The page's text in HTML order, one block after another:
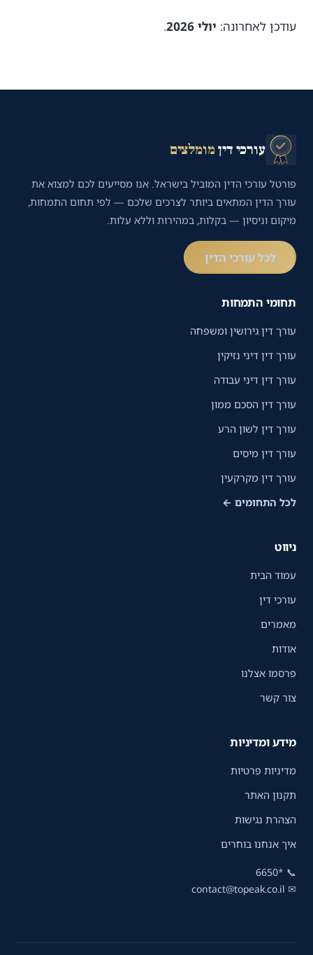
עודכן לאחרונה: יולי 2026 .
עורכי דיןמומלצים
פורטל עורכי הדין המוביל בישראל. אנו מסייעים לכם למצוא את
עורך הדין המתאים ביותר לצרכים שלכם — לפי תחום התמחות,
מיקום וניסיון — בקלות, במהירות וללא עלות.
לכל עורכי הדין
תחומי התמחות
עורך דין גירושין ומשפחה
עורך דין דיני נזיקין
עורך דין דיני עבודה
עורך דין הסכם ממון
עורך דין לשון הרע
עורך דין מיסים
עורך דין מקרקעין
לכל התחומים ←
ניווט
עמוד הבית
עורכי דין
מאמרים
אודות
פרסמו אצלנו
צור קשר
מידע ומדיניות
מדיניות פרטיות
תקנון האתר
הצהרת נגישות
איך אנחנו בוחרים
📞
*6650
✉
contact@topeak.co.il